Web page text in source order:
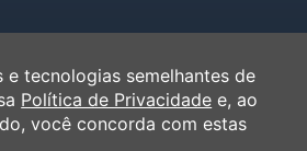
tecnologias semelhantes de
Política de Privacidade e, ao
você concorda com estas